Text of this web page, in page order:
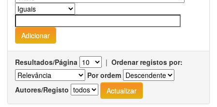
Resultados/Página | Ordenar registos por:
Por ordem
Autores/Registo